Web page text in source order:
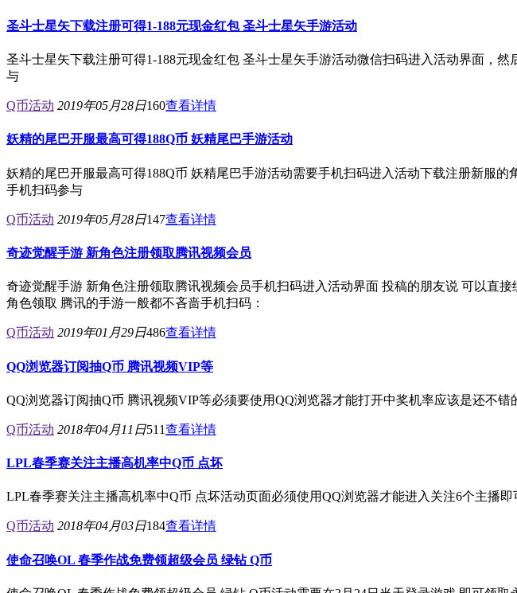
圣斗士星矢下载注册可得1-188元现金红包 圣斗士星矢手游活动
圣斗士星矢下载注册可得1-188元现金红包 圣斗士星矢手游活动微信扫码进入活动界面，
与
Q币活动 2019年05月28日160查看详情
妖精的尾巴开服最高可得188Q币 妖精尾巴手游活动
妖精的尾巴开服最高可得188Q币 妖精尾巴手游活动需要手机扫码进入活动下载注册新服
手机扫码参与
Q币活动 2019年05月28日147查看详情
奇迹觉醒手游 新角色注册领取腾讯视频会员
奇迹觉醒手游 新角色注册领取腾讯视频会员手机扫码进入活动界面 投稿的朋友说 可以直
角色领取 腾讯的手游一般都不吝啬手机扫码：
Q币活动 2019年01月29日486查看详情
QQ浏览器订阅抽Q币 腾讯视频VIP等
QQ浏览器订阅抽Q币 腾讯视频VIP等必须要使用QQ浏览器才能打开中奖机率应该是还不错
Q币活动 2018年04月11日511查看详情
LPL春季赛关注主播高机率中Q币 点坏
LPL春季赛关注主播高机率中Q币 点坏活动页面必须使用QQ浏览器才能进入关注6个主播
Q币活动 2018年04月03日184查看详情
使命召唤OL 春季作战免费领超级会员 绿钻 Q币